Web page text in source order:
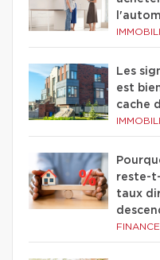
Les
est
cache
reste-
taux